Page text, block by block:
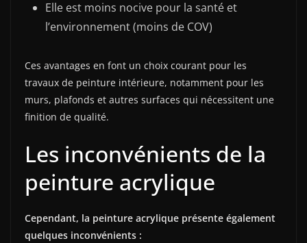
Elle est moins nocive pour la santé et
l’environnement (moins de COV)
Ces avantages en font un choix courant pour les
travaux de peinture intérieure, notamment pour les
murs, plafonds et autres surfaces qui nécessitent une
finition de qualité.
Les inconvénients de la
peinture acrylique
Cependant, la peinture acrylique présente également
quelques inconvénients :